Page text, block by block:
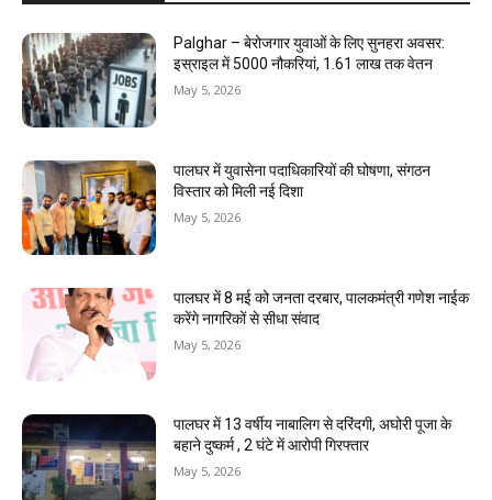
Palghar – बेरोजगार युवाओं के लिए सुनहरा अवसर:
इस्राइल में 5000 नौकरियां, ₹1.61 लाख तक वेतन
May 5, 2026
पालघर में युवासेना पदाधिकारियों की घोषणा, संगठन
विस्तार को मिली नई दिशा
May 5, 2026
पालघर में 8 मई को जनता दरबार, पालकमंत्री गणेश नाईक
करेंगे नागरिकों से सीधा संवाद
May 5, 2026
पालघर में 13 वर्षीय नाबालिग से दरिंदगी, अघोरी पूजा के
बहाने दुष्कर्म , 2 घंटे में आरोपी गिरफ्तार
May 5, 2026